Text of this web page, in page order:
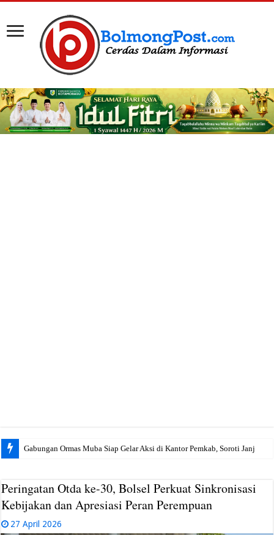
Peringatan Otda ke-30, Bolsel Perkuat Sinkronisasi
Kebijakan dan Apresiasi Peran Perempuan
27 April 2026